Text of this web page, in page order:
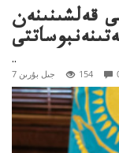
قەلشىنىنەن
..
7 جىل بۇرىن 154